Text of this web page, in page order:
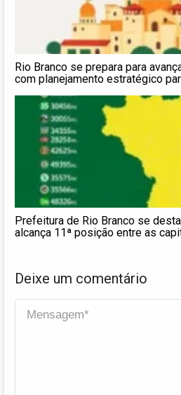
Rio Branco se prepara para
com planejamento estratégico
Prefeitura de Rio Branco se
alcança 11ª posição entre as
Deixe um comentário